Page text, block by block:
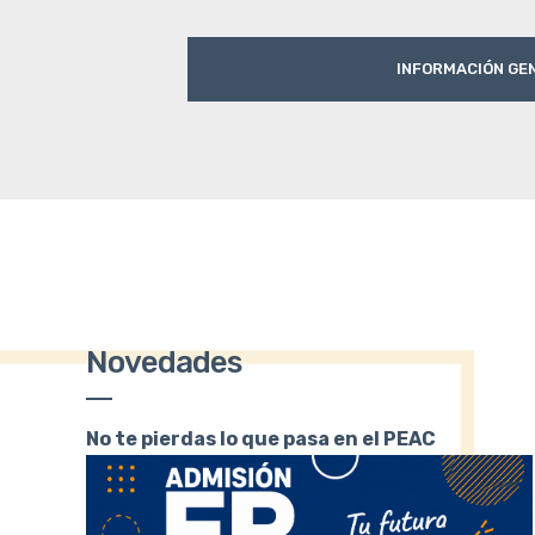
INFORMACIÓN
Novedades
No te pierdas lo que pasa en el PEAC